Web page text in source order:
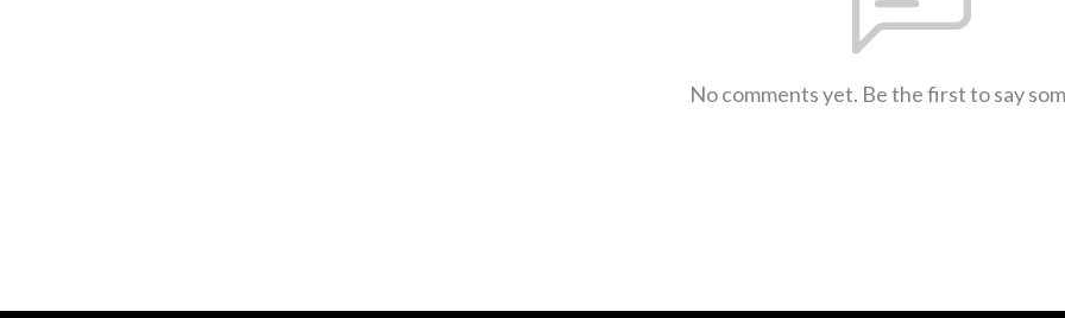
No comments yet. Be the first to say